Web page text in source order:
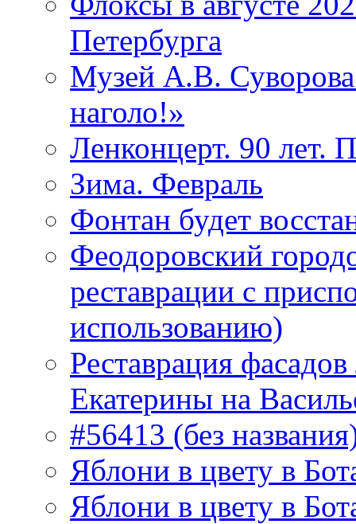
Петербурга
Музей А.В.
наголо!»
Ленконцерт. 90 лет.
Зима. Февраль
Фонтан будет
Феодоровский
реставрации с
использованию)
Реставрация
Екатерины на
#56413 (без
Яблони в цвету в
Яблони в цвету в